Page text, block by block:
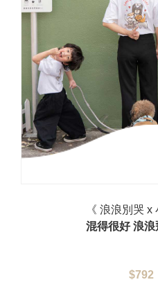
《 浪浪別哭 x
混得很好 浪
$792